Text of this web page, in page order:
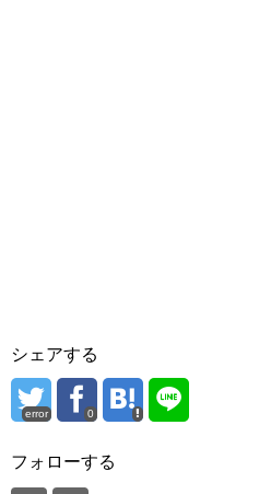
シェアする
error 0
フォローする